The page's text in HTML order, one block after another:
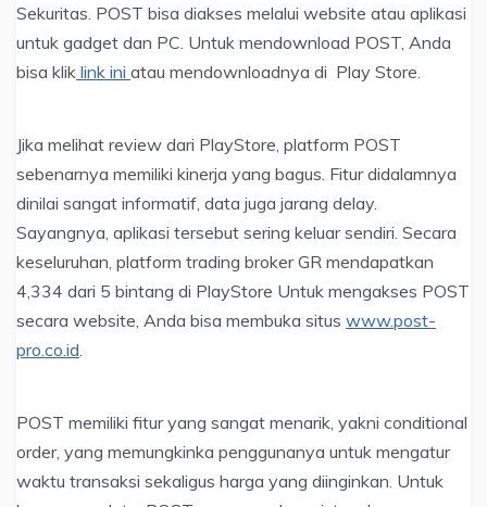
Sekuritas. POST bisa diakses melalui website atau aplikasi
untuk gadget dan PC. Untuk mendownload POST, Anda
bisa klik link ini atau mendownloadnya di Play Store.
Jika melihat review dari PlayStore, platform POST
sebenarnya memiliki kinerja yang bagus. Fitur didalamnya
dinilai sangat informatif, data juga jarang delay.
Sayangnya, aplikasi tersebut sering keluar sendiri. Secara
keseluruhan, platform trading broker GR mendapatkan
4,334 dari 5 bintang di PlayStore Untuk mengakses POST
secara website, Anda bisa membuka situs www.post-
pro.co.id
POST memiliki fitur yang sangat menarik, yakni conditional
order, yang memungkinka penggunanya untuk mengatur
waktu transaksi sekaligus harga yang diinginkan. Untuk